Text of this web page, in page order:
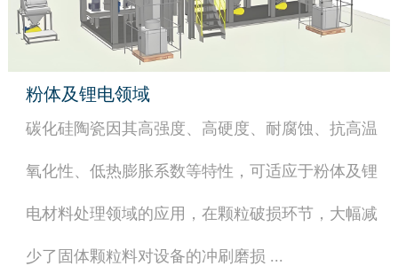
粉体及锂电领域
碳化硅陶瓷因其高强度、高硬度、耐腐蚀、抗高温
氧化性、低热膨胀系数等特性，可适应于粉体及锂
电材料处理领域的应用，在颗粒破损环节，大幅减
少了固体颗粒料对设备的冲刷磨损 ...